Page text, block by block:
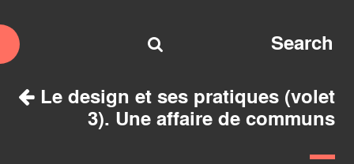
Le design et ses pratiques (volet
3). Une affaire de communs